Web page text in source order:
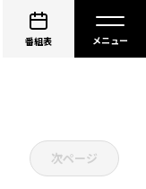
番組表
次ページ